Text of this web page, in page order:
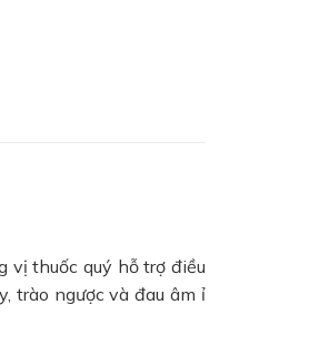
vị thuốc quý hỗ trợ điều
trào ngược và đau âm ỉ